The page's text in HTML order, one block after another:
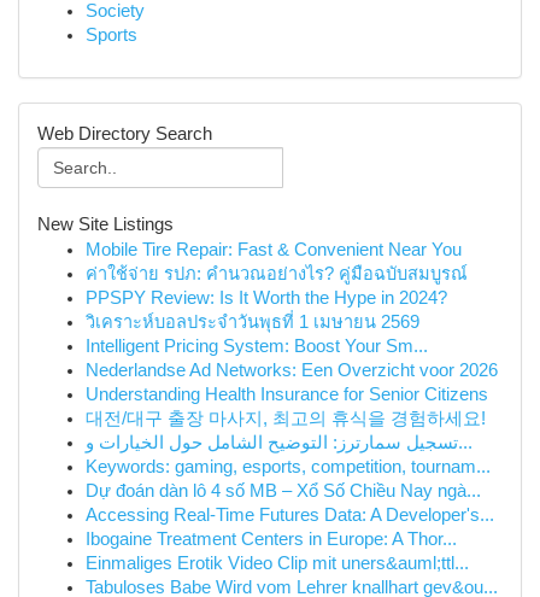
Society
Sports
Web Directory Search
New Site Listings
Mobile Tire Repair: Fast & Convenient Near You
ค่าใช้จ่าย รปภ: คำนวณอย่างไร? คู่มือฉบับสมบูรณ์
PPSPY Review: Is It Worth the Hype in 2024?
วิเคราะห์บอลประจำวันพุธที่ 1 เมษายน 2569
Intelligent Pricing System: Boost Your Sm...
Nederlandse Ad Networks: Een Overzicht voor 2026
Understanding Health Insurance for Senior Citizens
대전/대구 출장 마사지, 최고의 휴식을 경험하세요!
تسجيل سمارترز: التوضيح الشامل حول الخيارات و...
Keywords: gaming, esports, competition, tournam...
Dự đoán dàn lô 4 số MB – Xổ Số Chiều Nay ngà...
Accessing Real-Time Futures Data: A Developer's...
Ibogaine Treatment Centers in Europe: A Thor...
Einmaliges Erotik Video Clip mit uners&auml;ttl...
Tabuloses Babe Wird vom Lehrer knallhart gev&ou...